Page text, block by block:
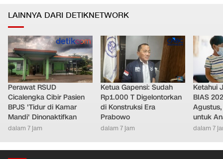
LAINNYA DARI DETIKNETWORK
Perawat RSUD
Cicalengka Cibir Pasien
BPJS 'Tidur di Kamar
Mandi' Dinonaktifkan
dalam 7 jam
Ketua Gapensi: Sudah
Rp1.000 T Digelontorkan
di Konstruksi Era
Prabowo
dalam 7 jam
Ketahui
BIAS
untuk
dalam 7